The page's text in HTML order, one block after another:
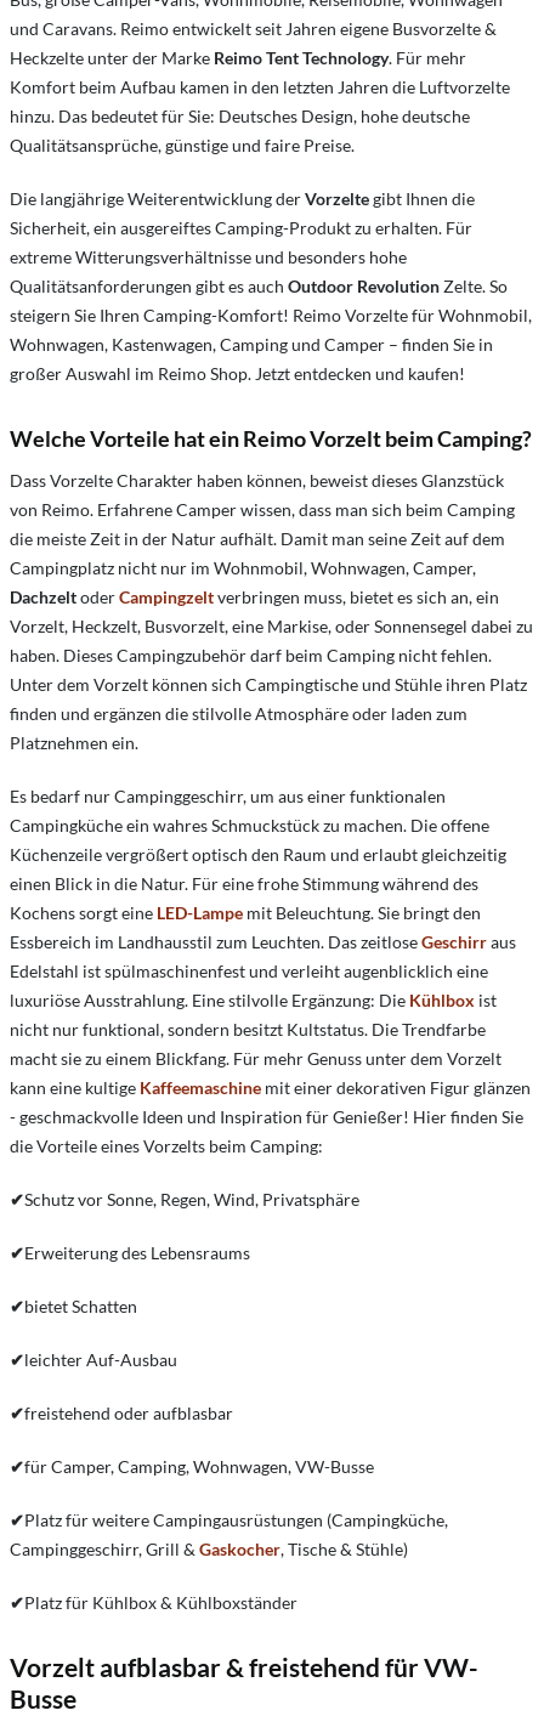
und Caravans. Reimo entwickelt seit Jahren eigene Busvorzelte &
Heckzelte unter der Marke Reimo Tent Technology. Für mehr
Komfort beim Aufbau kamen in den letzten Jahren die Luftvorzelte
hinzu. Das bedeutet für Sie: Deutsches Design, hohe deutsche
Qualitätsansprüche, günstige und faire Preise.
Die langjährige Weiterentwicklung derVorzeltegibt Ihnen die
Sicherheit, ein ausgereiftes Camping-Produkt zu erhalten. Für
extreme Witterungsverhältnisse und besonders hohe
Qualitätsanforderungen gibt es auch Outdoor RevolutionZelte. So
steigern Sie Ihren Camping-Komfort! Reimo Vorzelte für Wohnmobil,
Wohnwagen, Kastenwagen, Camping und Camper – finden Sie in
großer Auswahl im Reimo Shop. Jetzt entdecken und kaufen!
Welche Vorteile hat ein Reimo Vorzelt beim Camping?
Dass Vorzelte Charakter haben können, beweist dieses Glanzstück
von Reimo. Erfahrene Camper wissen, dass man sich beim Camping
die meiste Zeit in der Natur aufhält. Damit man seine Zeit auf dem
Campingplatz nicht nur im Wohnmobil, Wohnwagen, Camper,
DachzeltoderCampingzeltverbringen muss, bietet es sich an, ein
Vorzelt, Heckzelt, Busvorzelt, eine Markise, oder Sonnensegel dabei zu
haben. Dieses Campingzubehör darf beim Camping nicht fehlen.
Unter dem Vorzelt können sich Campingtische und Stühle ihren Platz
finden und ergänzen die stilvolle Atmosphäre oder laden zum
Platznehmen ein.
Es bedarf nur Campinggeschirr, um aus einer funktionalen
Campingküche ein wahres Schmuckstück zu machen. Die offene
Küchenzeile vergrößert optisch den Raum und erlaubt gleichzeitig
einen Blick in die Natur. Für eine frohe Stimmung während des
Kochens sorgt eine LED-Lampe mit Beleuchtung. Sie bringt den
Essbereich im Landhausstil zum Leuchten. Das zeitloseGeschirraus
Edelstahl ist spülmaschinenfest und verleiht augenblicklich eine
luxuriöse Ausstrahlung. Eine stilvolle Ergänzung: Die Kühlbox ist
nicht nur funktional, sondern besitzt Kultstatus. Die Trendfarbe
macht sie zu einem Blickfang. Für mehr Genuss unter dem Vorzelt
kann eine kultige Kaffeemaschine mit einer dekorativen Figur glänzen
- geschmackvolle Ideen und Inspiration für Genießer! Hier finden Sie
die Vorteile eines Vorzelts beim Camping:
✔Schutz vor Sonne, Regen, Wind, Privatsphäre
✔Erweiterung des Lebensraums
✔bietet Schatten
✔leichter Auf-Ausbau
✔freistehend oder aufblasbar
✔für Camper, Camping, Wohnwagen, VW-Busse
✔Platz für weitere Campingausrüstungen (Campingküche,
Campinggeschirr, Grill & Gaskocher, Tische & Stühle)
✔Platz für Kühlbox & Kühlboxständer
Vorzelt aufblasbar & freistehend für VW-
Busse